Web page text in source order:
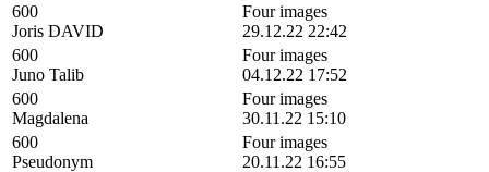
600
Joris DAVID
Four images
29.12.22 22:42
600
Juno Talib
Four images
04.12.22 17:52
600
Magdalena
Four images
30.11.22 15:10
600
Pseudonym
Four images
20.11.22 16:55